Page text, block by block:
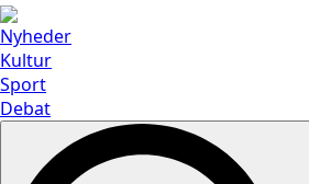
Nyheder
Kultur
Sport
Debat